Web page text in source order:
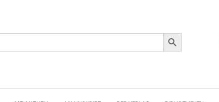
Search Button